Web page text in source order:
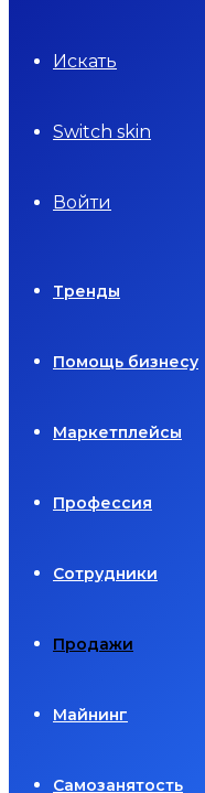
Искать
Switch skin
Войти
Тренды
Помощь бизнесу
Маркетплейсы
Профессия
Сотрудники
Продажи
Майнинг
Самозанятость